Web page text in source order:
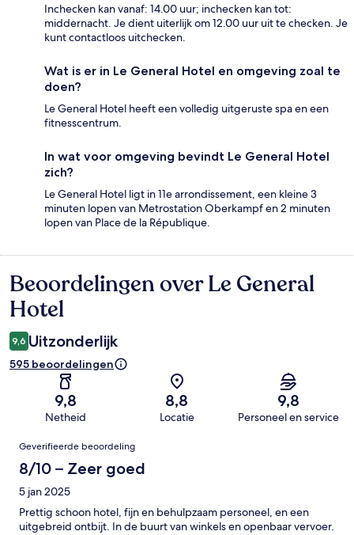
Inchecken kan vanaf: 14.00 uur; inchecken kan tot:
middernacht. Je dient uiterlijk om 12.00 uur uit te checken. Je
kunt contactloos uitchecken.
Wat is er in Le General Hotel en omgeving zoal te
doen?
Le General Hotel heeft een volledig uitgeruste spa en een
fitnesscentrum.
In wat voor omgeving bevindt Le General Hotel
zich?
Le General Hotel ligt in 11e arrondissement, een kleine 3
minuten lopen van Metrostation Oberkampf en 2 minuten
lopen van Place de la République.
Beoordelingen
Beoordelingen over Le General
Hotel
9,6 Uitzonderlijk
595 beoordelingen
9,8
Netheid
8,8
Locatie
9,8
Personeel en service
Beoordelingen
Geverifieerde beoordeling
8/10 – Zeer goed
5 jan 2025
Prettig schoon hotel, fijn en behulpzaam personeel, en een
uitgebreid ontbijt. In de buurt van winkels en openbaar vervoer.